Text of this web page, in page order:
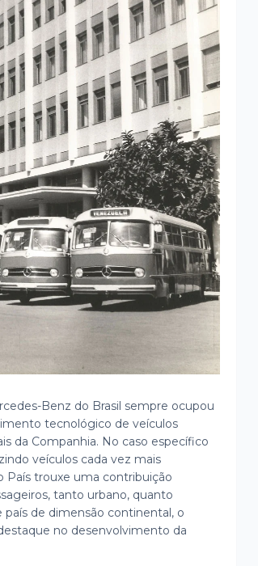
Benz do Brasil sempre ocupou
tecnológico de veículos
da Companhia. No caso específico
veículos cada vez mais
País trouxe uma contribuição
tanto urbano, quanto
de dimensão continental, o
no desenvolvimento da